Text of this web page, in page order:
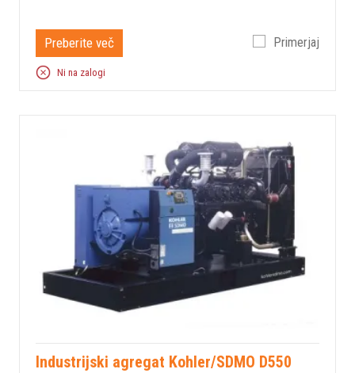
Preberite več Primerjaj
Ni na zalogi
Industrijski agregat Kohler/SDMO D550